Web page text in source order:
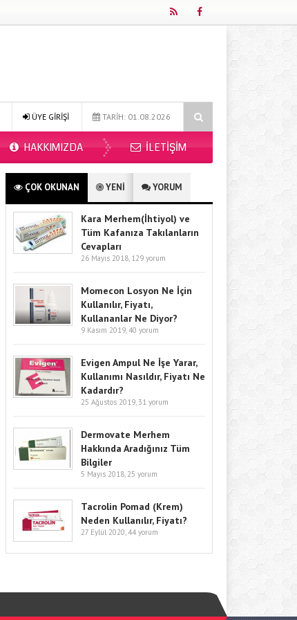
Online Diyetisyen ile Sağlıklı Beslenmenin Yeni Adresi:
TARİH: 01.08.2026
ÜYE GİRİŞİ
HAKKIMIZDA İLETIŞIM
ÇOK OKUNAN YENİ YORUM
Kara Merhem(İhtiyol) ve
Tüm Kafanıza Takılanların
Cevapları
26 Mayıs 2018, 129 yorum
Momecon Losyon Ne İçin
Kullanılır, Fiyatı,
Kullananlar Ne Diyor?
9 Kasım 2019,40 yorum
Evigen Ampul Ne İşe Yarar,
Kullanımı Nasıldır, Fiyatı Ne
Kadardır?
25 Ağustos 2019, 31 yorum
Dermovate Merhem
Hakkında Aradığınız Tüm
Bilgiler
5 Mayıs 2018, 25 yorum
Tacrolin Pomad (Krem)
Neden Kullanılır, Fiyatı?
27 Eylül 2020,44 yorum